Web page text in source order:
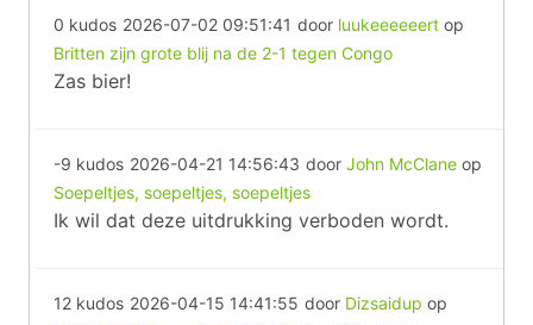
0 kudos 2026-07-02 09:51:41 door luukeeeeeert op
Britten zijn grote blij na de 2-1 tegen Congo
Zas bier!
-9 kudos 2026-04-21 14:56:43 door John McClane op
Soepeltjes, soepeltjes, soepeltjes
Ik wil dat deze uitdrukking verboden wordt.
12 kudos 2026-04-15 14:41:55 door Dizsaidup op